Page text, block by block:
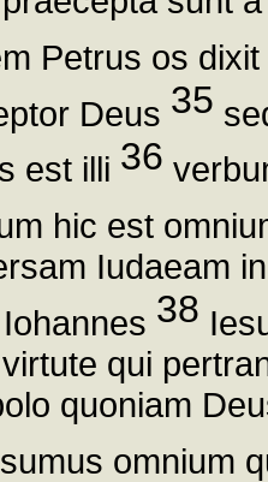
Petrus os
Deus 35
est illi 36
hic est
Iudaeam
38
qui
quoniam
omnium